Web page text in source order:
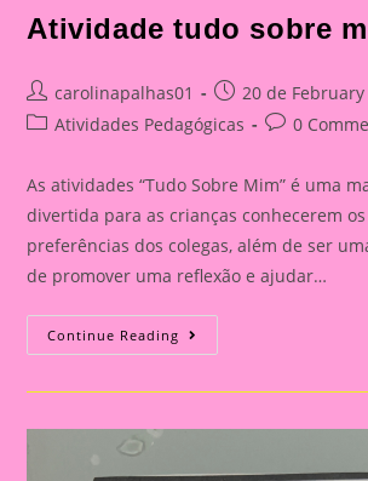
Atividade tudo sobre
Post
author:
carolinapalhas01
Post
published:
20 de
PostAtividades Pedagógicas
Post0
As atividades “Tudo Sobre Mim” é uma
divertida para as crianças conhecerem os
preferências dos colegas, além de ser
de promover uma reflexão e ajudar…
Continue Reading Atividade
Tudo
Mim